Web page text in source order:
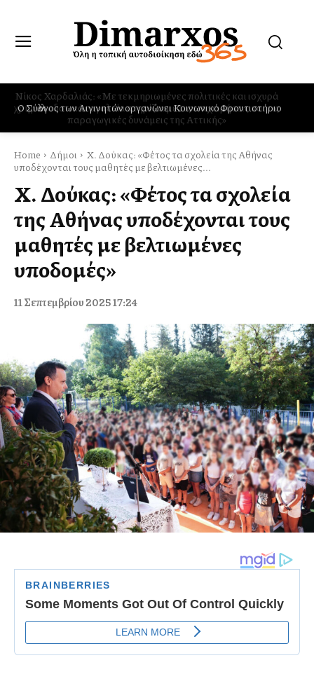
Ο Σύλλογος των Αιγινητών οργανώνει Κοινωνικό Φροντιστήριο
Home Δήμοι
Χ. Δούκας: «Φέτος τα σχολεία της Αθήνας
υποδέχονται τους μαθητές με βελτιωμένες...
Χ. Δούκας: «Φέτος τα σχολεία
της Αθήνας υποδέχονται τους
μαθητές με βελτιωμένες
υποδομές»
11 Σεπτεμβρίου 2025 17:24